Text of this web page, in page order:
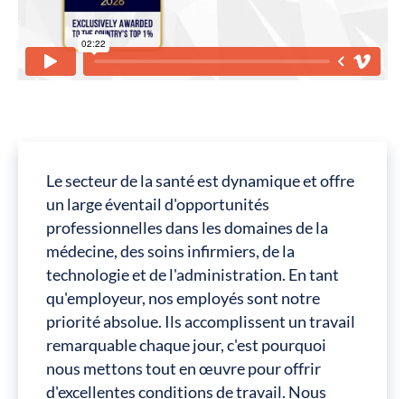
Le secteur de la santé est dynamique et offre
un large éventail d'opportunités
professionnelles dans les domaines de la
médecine, des soins infirmiers, de la
technologie et de l'administration. En tant
qu'employeur, nos employés sont notre
priorité absolue. Ils accomplissent un travail
remarquable chaque jour, c'est pourquoi
nous mettons tout en œuvre pour offrir
d'excellentes conditions de travail. Nous